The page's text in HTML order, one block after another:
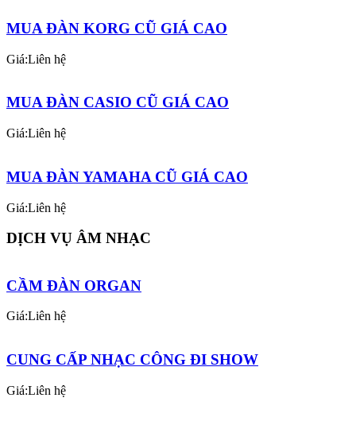
MUA ĐÀN KORG CŨ GIÁ CAO
Giá:Liên hệ
MUA ĐÀN CASIO CŨ GIÁ CAO
Giá:Liên hệ
MUA ĐÀN YAMAHA CŨ GIÁ CAO
Giá:Liên hệ
DỊCH VỤ ÂM NHẠC
CẦM ĐÀN ORGAN
Giá:Liên hệ
CUNG CẤP NHẠC CÔNG ĐI SHOW
Giá:Liên hệ